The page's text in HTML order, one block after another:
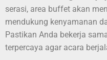
serasi, area buffet akan
mendukung kenyamanan
Pastikan Anda bekerja
terpercaya agar acara